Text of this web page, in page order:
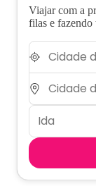
Viajar com a
filas e fazendo